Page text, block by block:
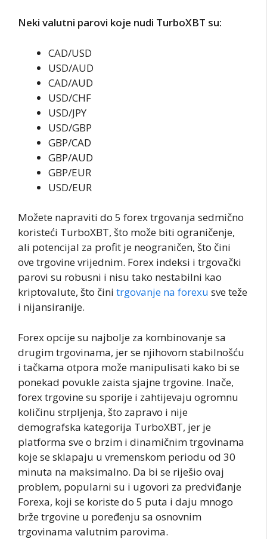
Neki valutni parovi koje nudi TurboXBT su:
CAD/USD
USD/AUD
CAD/AUD
USD/CHF
USD/JPY
USD/GBP
GBP/CAD
GBP/AUD
GBP/EUR
USD/EUR
Možete napraviti do 5 forex trgovanja sedmično
koristeći TurboXBT, što može biti ograničenje,
ali potencijal za profit je neograničen, što čini
ove trgovine vrijednim. Forex indeksi i trgovački
parovi su robusni i nisu tako nestabilni kao
kriptovalute, što čini trgovanje na forexu sve teže
i nijansiranije.
Forex opcije su najbolje za kombinovanje sa
drugim trgovinama, jer se njihovom stabilnošću
i tačkama otpora može manipulisati kako bi se
ponekad povukle zaista sjajne trgovine. Inače,
forex trgovine su sporije i zahtijevaju ogromnu
količinu strpljenja, što zapravo i nije
demografska kategorija TurboXBT, jer je
platforma sve o brzim i dinamičnim trgovinama
koje se sklapaju u vremenskom periodu od 30
minuta na maksimalno. Da bi se riješio ovaj
problem, popularni su i ugovori za predviđanje
Forexa, koji se koriste do 5 puta i daju mnogo
brže trgovine u poređenju sa osnovnim
trgovinama valutnim parovima.